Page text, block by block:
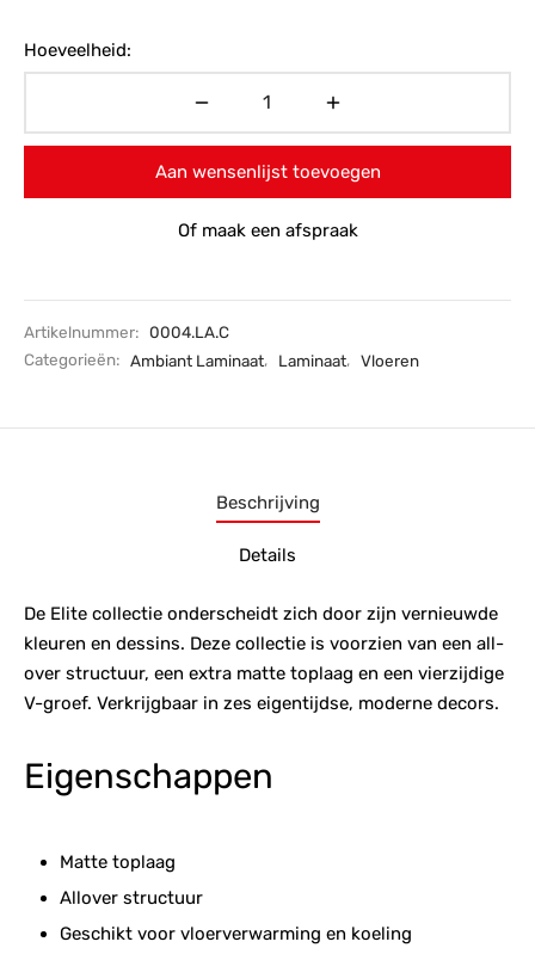
Hoeveelheid:
Aan wensenlijst toevoegen
Of maak een afspraak
Artikelnummer: 0004.LA.C
Categorieën:
Ambiant Laminaat, Laminaat, Vloeren
Beschrijving
Details
De Elite collectie onderscheidt zich door zijn vernieuwde
kleuren en dessins. Deze collectie is voorzien van een all-
over structuur, een extra matte toplaag en een vierzijdige
V-groef. Verkrijgbaar in zes eigentijdse, moderne decors.
Eigenschappen
Matte toplaag
Allover structuur
Geschikt voor vloerverwarming en koeling